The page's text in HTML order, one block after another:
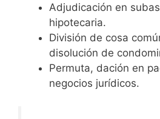
Adjudicación en
hipotecaria.
División de cosa
disolución de
Permuta, dación en
negocios jurídicos.